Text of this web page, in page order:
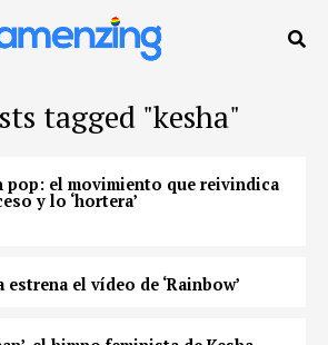
tagged "kesha"
pop: el movimiento que reivindica
y lo ‘hortera’
estrena el vídeo de ‘Rainbow’